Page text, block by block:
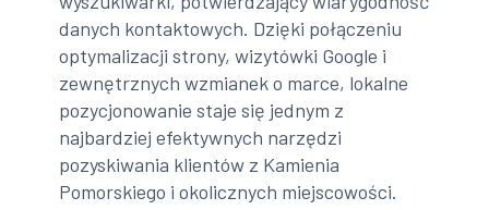
danych kontaktowych. Dzięki połączeniu
optymalizacji strony, wizytówki Google i
zewnętrznych wzmianek o marce, lokalne
pozycjonowanie staje się jednym z
najbardziej efektywnych narzędzi
pozyskiwania klientów z Kamienia
Pomorskiego i okolicznych miejscowości.